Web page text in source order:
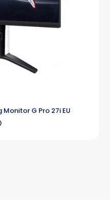
Monitor G Pro 27i EU